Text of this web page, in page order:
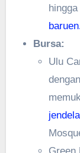
baru
Bursa:
Ulu